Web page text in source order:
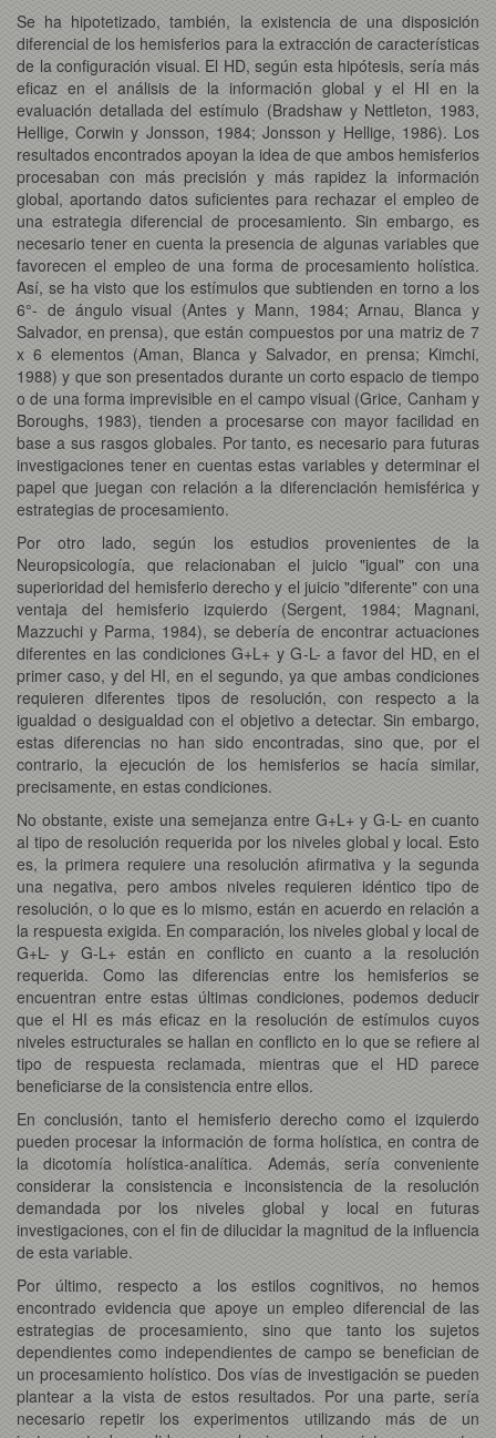
Se ha hipotetizado, también, la existencia de una disposición
diferencial de los hemisferios para la extracción de características
de la configuración visual. El HD, según esta hipótesis, sería más
eficaz en el análisis de la información global y el HI en la
evaluación detallada del estímulo (Bradshaw y Nettleton, 1983,
Hellige, Corwin y Jonsson, 1984; Jonsson y Hellige, 1986). Los
resultados encontrados apoyan la idea de que ambos hemisferios
procesaban con más precisión y más rapidez la información
global, aportando datos suficientes para rechazar el empleo de
una estrategia diferencial de procesamiento. Sin embargo, es
necesario tener en cuenta la presencia de algunas variables que
favorecen el empleo de una forma de procesamiento holística.
Así, se ha visto que los estímulos que subtienden en torno a los
6°- de ángulo visual (Antes y Mann, 1984; Arnau, Blanca y
Salvador, en prensa), que están compuestos por una matriz de 7
x 6 elementos (Aman, Blanca y Salvador, en prensa; Kimchi,
1988) y que son presentados durante un corto espacio de tiempo
o de una forma imprevisible en el campo visual (Grice, Canham y
Boroughs, 1983), tienden a procesarse con mayor facilidad en
base a sus rasgos globales. Por tanto, es necesario para futuras
investigaciones tener en cuentas estas variables y determinar el
papel que juegan con relación a la diferenciación hemisférica y
estrategias de procesamiento.
Por otro lado, según los estudios provenientes de la
Neuropsicología, que relacionaban el juicio "igual" con una
superioridad del hemisferio derecho y el juicio "diferente" con una
ventaja del hemisferio izquierdo (Sergent, 1984; Magnani,
Mazzuchi y Parma, 1984), se debería de encontrar actuaciones
diferentes en las condiciones G+L+ y G-L- a favor del HD, en el
primer caso, y del HI, en el segundo, ya que ambas condiciones
requieren diferentes tipos de resolución, con respecto a la
igualdad o desigualdad con el objetivo a detectar. Sin embargo,
estas diferencias no han sido encontradas, sino que, por el
contrario, la ejecución de los hemisferios se hacía similar,
precisamente, en estas condiciones.
No obstante, existe una semejanza entre G+L+ y G-L- en cuanto
al tipo de resolución requerida por los niveles global y local. Esto
es, la primera requiere una resolución afirmativa y la segunda
una negativa, pero ambos niveles requieren idéntico tipo de
resolución, o lo que es lo mismo, están en acuerdo en relación a
la respuesta exigida. En comparación, los niveles global y local de
G+L- y G-L+ están en conflicto en cuanto a la resolución
requerida. Como las diferencias entre los hemisferios se
encuentran entre estas últimas condiciones, podemos deducir
que el HI es más eficaz en la resolución de estímulos cuyos
niveles estructurales se hallan en conflicto en lo que se refiere al
tipo de respuesta reclamada, mientras que el HD parece
beneficiarse de la consistencia entre ellos.
En conclusión, tanto el hemisferio derecho como el izquierdo
pueden procesar la información de forma holística, en contra de
la dicotomía holística-analítica. Además, sería conveniente
considerar la consistencia e inconsistencia de la resolución
demandada por los niveles global y local en futuras
investigaciones, con el fin de dilucidar la magnitud de la influencia
de esta variable.
Por último, respecto a los estilos cognitivos, no hemos
encontrado evidencia que apoye un empleo diferencial de las
estrategias de procesamiento, sino que tanto los sujetos
dependientes como independientes de campo se benefician de
un procesamiento holístico. Dos vías de investigación se pueden
plantear a la vista de estos resultados. Por una parte, sería
necesario repetir los experimentos utilizando más de un